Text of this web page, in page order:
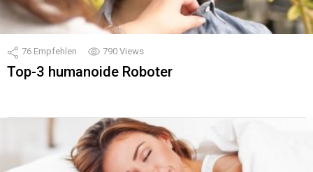
76 Empfehlen 790 Views
Top-3 humanoide Roboter